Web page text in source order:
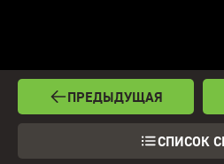
ПРЕДЫДУЩАЯ
СПИСОК